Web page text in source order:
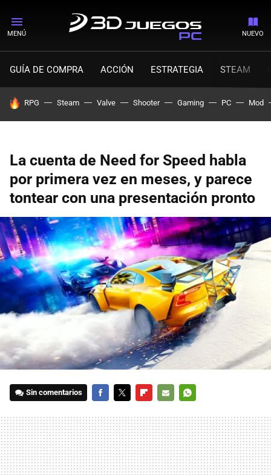
MENÚ NUEVO
GUÍA DE COMPRA ACCIÓN ESTRATEGIA STEAM
HOY SE HABLA DE
RPG Steam Valve Shooter Gaming PC Mod
La cuenta de Need for Speed habla
por primera vez en meses, y parece
tontear con una presentación pronto
Sin comentarios
MAIL